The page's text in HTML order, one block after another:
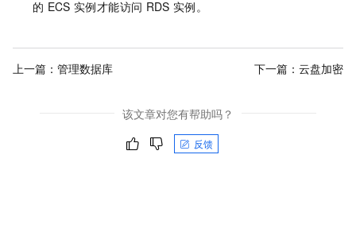
的 ECS 实例才能访问 RDS 实例。
上一篇： 管理数据库 下一篇： 云盘加密
该文章对您有帮助吗？
反馈